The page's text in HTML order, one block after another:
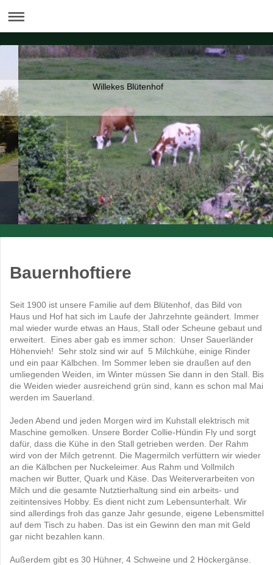
Willekes Blütenhof
Bauernhoftiere
Seit 1900 ist unsere Familie auf dem Blütenhof, das Bild von
Haus und Hof hat sich im Laufe der Jahrzehnte geändert. Immer
mal wieder wurde etwas an Haus, Stall oder Scheune gebaut und
erweitert. Eines aber gab es immer schon: Unser Sauerländer
Höhenvieh! Sehr stolz sind wir auf 5 Milchkühe, einige Rinder
und ein paar Kälbchen. Im Sommer leben sie draußen auf den
umliegenden Weiden, im Winter müssen Sie dann in den Stall. Bis
die Weiden wieder ausreichend grün sind, kann es schon mal Mai
werden im Sauerland.
Jeden Abend und jeden Morgen wird im Kuhstall elektrisch mit
Maschine gemolken. Unsere Border Collie-Hündin Fly und sorgt
dafür, dass die Kühe in den Stall getrieben werden. Der Rahm
wird von der Milch getrennt. Die Magermilch verfüttern wir wieder
an die Kälbchen per Nuckeleimer. Aus Rahm und Vollmilch
machen wir Butter, Quark und Käse. Das Weiterverarbeiten von
Milch und die gesamte Nutztierhaltung sind ein arbeits- und
zeitintensives Hobby. Es dient nicht zum Lebensunterhalt. Wir
sind allerdings froh das ganze Jahr gesunde, eigene Lebensmittel
auf dem Tisch zu haben. Das ist ein Gewinn den man mit Geld
gar nicht bezahlen kann.
Außerdem gibt es 30 Hühner, 4 Schweine und 2 Höckergänse.